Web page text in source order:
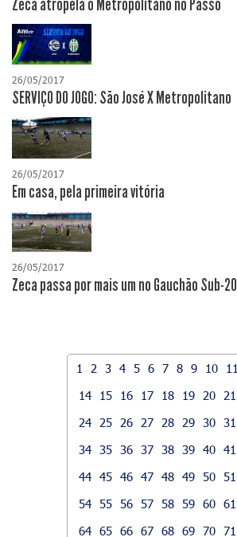
Zeca atropela o Metropolitano no Passo
26/05/2017
SERVIÇO DO JOGO: São José X Metropolitano
26/05/2017
Em casa, pela primeira vitória
26/05/2017
Zeca passa por mais um no Gauchão Sub-20
1 2 3 4 5 6 7 8 9 10 11
14
15 16 17 18 19 20 21
24
25 26 27 28 29 30 31
34 35 36 37 38 39 40 41
44 45 46 47 48 49 50 51
54 55 56 57 58 59 60 61
64 65 66 67 68 69 70 71